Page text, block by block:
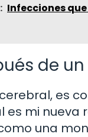
Infecciones
de
es
es mi
una